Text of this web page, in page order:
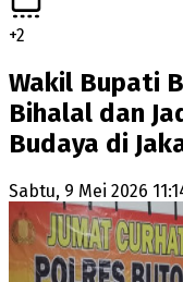
+2
Wakil Bupati
Bihalal dan
Budaya di
Sabtu, 9 Mei 2026